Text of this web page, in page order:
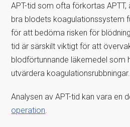
APT-tid som ofta förkortas APTT,
bra blodets koagulationssystem
för att bedöma risken för
tid är särskilt viktigt för att
blodförtunnande läkemedel som
utvärdera koagulationsrubbningar.
Analysen av APT-tid kan vara en
operation